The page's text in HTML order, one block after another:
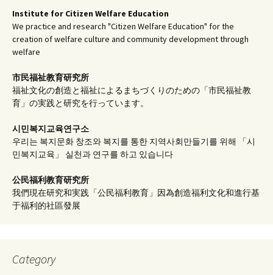
Institute for Citizen Welfare Education
We practice and research "Citizen Welfare Education" for the
creation of welfare culture and community development through
welfare
市民福祉教育研究所
福祉文化の創造と福祉によるまちづくりのための「市民福祉教
育」の実践と研究を行っています。
시민복지교육연구소
우리는 복지문화 창조와 복지를 통한 지역사회만들기를 위해 「시
민복지교육」 실천과 연구를 하고 있습니다
公民福利教育研究所
我們現在研究和実践「公民福利教育」因為創造福利文化和進行基
于福利的社區發展
Category